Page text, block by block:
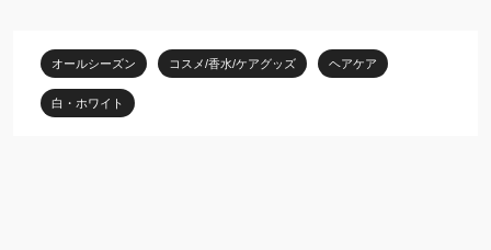
オールシーズン コスメ/香水/ケアグッズ ヘアケア
白・ホワイト